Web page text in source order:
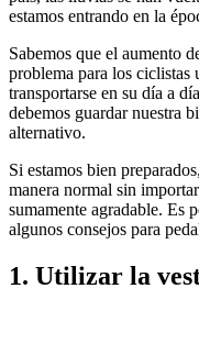
estamos entrando en la
Sabemos que el aumento
problema para los ciclistas
transportarse en su día a
debemos guardar nuestra
alternativo.
Si estamos bien
manera normal sin
sumamente agradable. Es
algunos consejos para
1. Utilizar la